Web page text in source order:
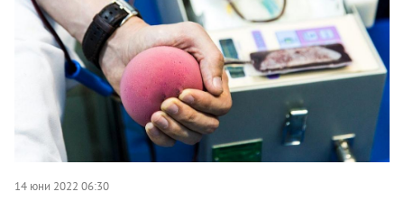
14 юни 2022 06:30